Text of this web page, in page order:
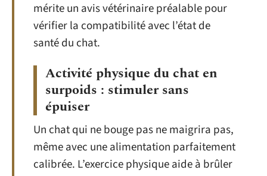
mérite un avis vétérinaire préalable pour
vérifier la compatibilité avec l’état de
santé du chat.
Activité physique du chat en
surpoids : stimuler sans
épuiser
Un chat qui ne bouge pas ne maigrira pas,
même avec une alimentation parfaitement
calibrée. L’exercice physique aide à brûler